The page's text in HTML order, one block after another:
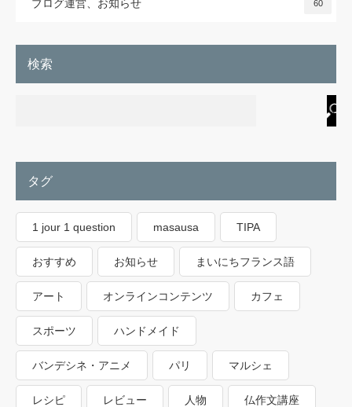
ブログ運営、お知らせ 60
検索
タグ
1 jour 1 question masausa TIPA
おすすめ お知らせ まいにちフランス語
アート オンラインコンテンツ カフェ
スポーツ ハンドメイド
バンデシネ・アニメ パリ マルシェ
レシピ レビュー 人物 仏作文講座